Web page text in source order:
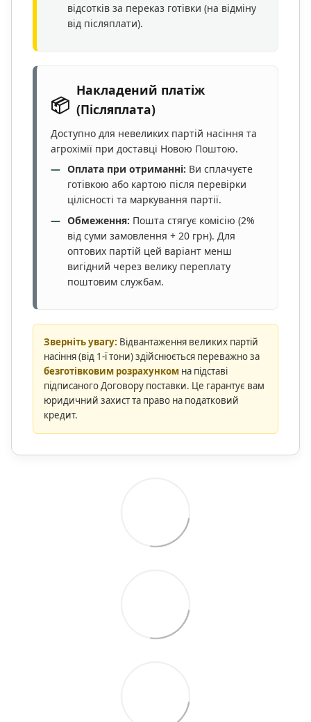
відсотків за переказ готівки (на відміну
від післяплати).
📦
Накладений платіж
(Післяплата)
Доступно для невеликих партій насіння та
агрохімії при доставці Новою Поштою.
Оплата при отриманні: Ви сплачуєте
готівкою або картою після перевірки
цілісності та маркування партії.
Обмеження: Пошта стягує комісію (2%
від суми замовлення + 20 грн). Для
оптових партій цей варіант менш
вигідний через велику переплату
поштовим службам.
Зверніть увагу: Відвантаження великих партій
насіння (від 1-ї тони) здійснюється переважно за
безготівковим розрахунком на підставі
підписаного Договору поставки. Це гарантує вам
юридичний захист та право на податковий
кредит.